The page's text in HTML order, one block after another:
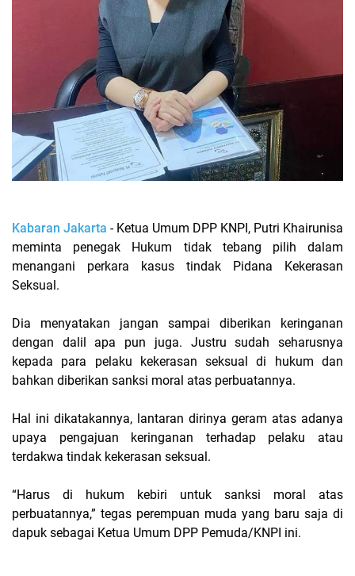
Kabaran Jakarta - Ketua Umum DPP KNPI, Putri Khairunisa
meminta penegak Hukum tidak tebang pilih dalam
menangani perkara kasus tindak Pidana Kekerasan
Seksual.
Dia menyatakan jangan sampai diberikan keringanan
dengan dalil apa pun juga. Justru sudah seharusnya
kepada para pelaku kekerasan seksual di hukum dan
bahkan diberikan sanksi moral atas perbuatannya.
Hal ini dikatakannya, lantaran dirinya geram atas adanya
upaya pengajuan keringanan terhadap pelaku atau
terdakwa tindak kekerasan seksual.
“Harus di hukum kebiri untuk sanksi moral atas
perbuatannya,” tegas perempuan muda yang baru saja di
dapuk sebagai Ketua Umum DPP Pemuda/KNPI ini.